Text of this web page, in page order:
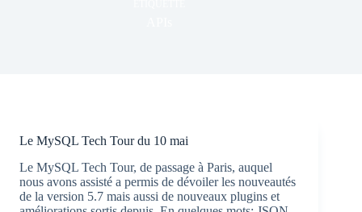
Le MySQL Tech Tour du 10 mai
Le MySQL Tech Tour, de passage à Paris, auquel
nous avons assisté a permis de dévoiler les nouveautés
de la version 5.7 mais aussi de nouveaux plugins et